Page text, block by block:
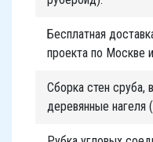
Бесплатная
проекта по Москве
Сборка стен сруба,
деревянные